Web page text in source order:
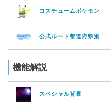
コスチュームポケモン
公式ルート都道府県別
機能解説
スペシャル背景